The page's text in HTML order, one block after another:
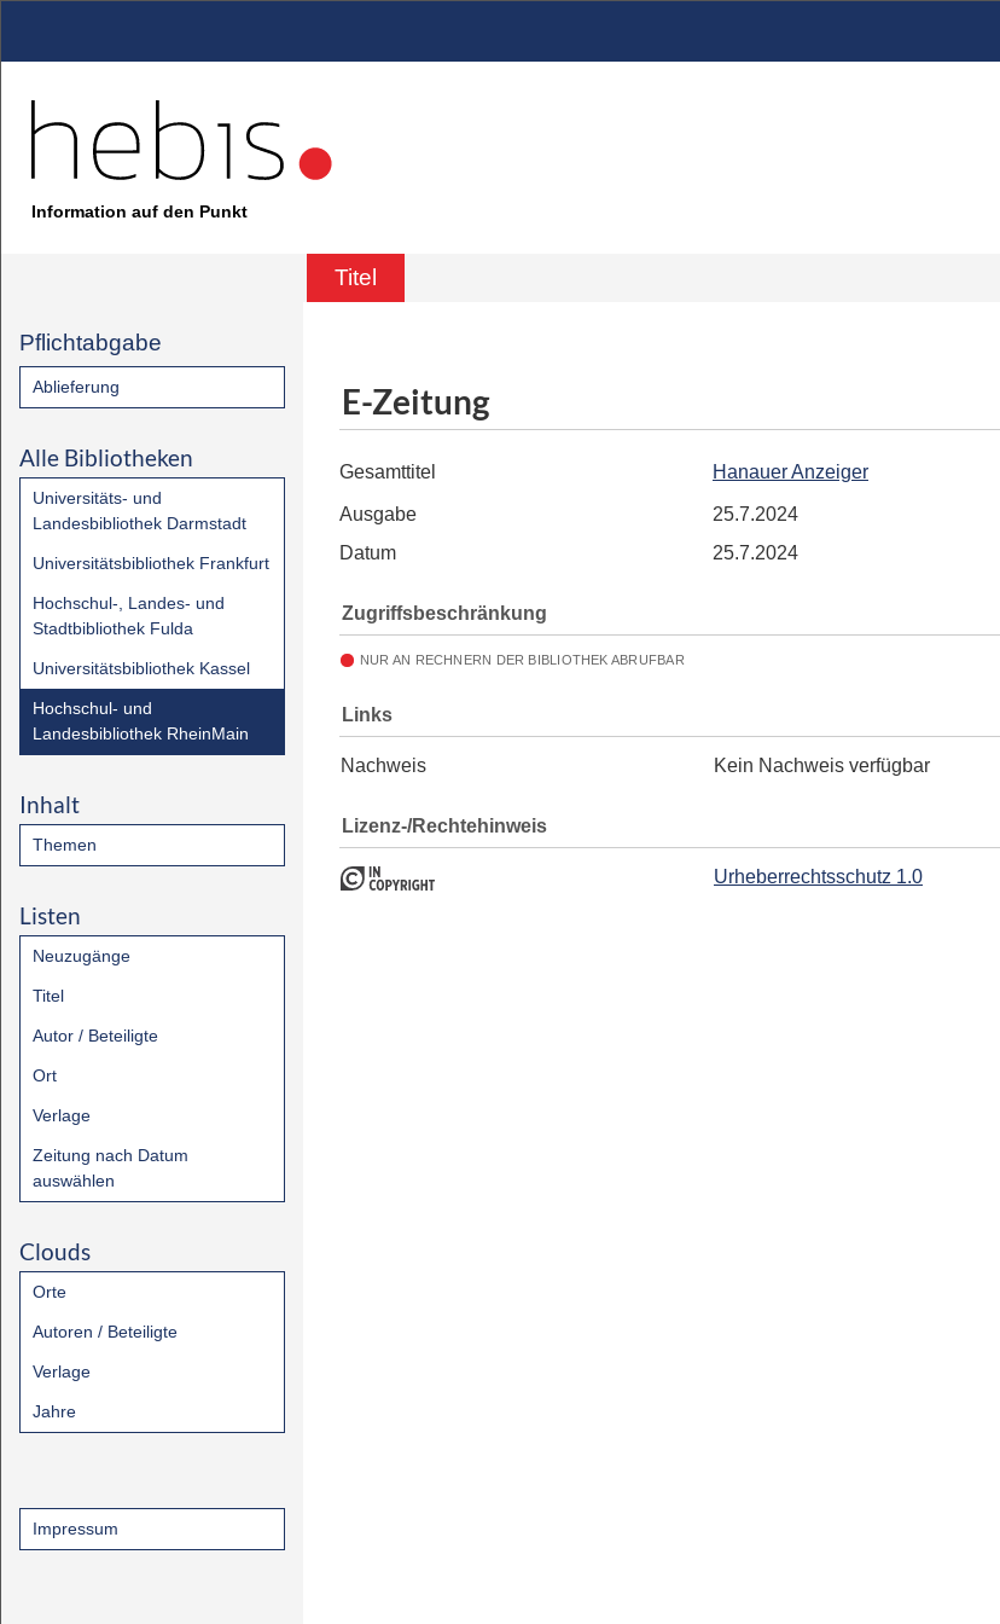
Information auf den Punkt
Titel
Pflichtabgabe
Ablieferung
Alle Bibliotheken
Universitäts- und
Landesbibliothek Darmstadt
Universitätsbibliothek Frankfurt
Hochschul-, Landes- und
Stadtbibliothek Fulda
Universitätsbibliothek Kassel
Hochschul- und
Landesbibliothek RheinMain
Inhalt
Themen
Listen
Neuzugänge
Titel
Autor / Beteiligte
Ort
Verlage
Zeitung nach Datum
auswählen
Clouds
Orte
Autoren / Beteiligte
Verlage
Jahre
Impressum
E-Zeitung
Gesamttitel Hanauer Anzeiger
Ausgabe
25.7.2024
Datum
25.7.2024
Zugriffsbeschränkung
NUR AN RECHNERN DER BIBLIOTHEK ABRUFBAR
Links
Nachweis Kein Nachweis verfügbar
Lizenz-/Rechtehinweis
Urheberrechtsschutz 1.0